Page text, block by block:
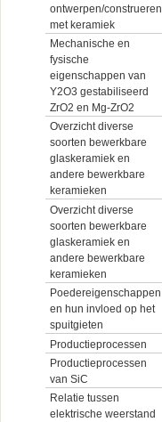
ontwerpen/construeren
met keramiek
Mechanische en
fysische
eigenschappen van
Y2O3 gestabiliseerd
ZrO2 en Mg-ZrO2
Overzicht diverse
soorten bewerkbare
glaskeramiek en
andere bewerkbare
keramieken
Overzicht diverse
soorten bewerkbare
glaskeramiek en
andere bewerkbare
keramieken
Poedereigenschappen
en hun invloed op het
spuitgieten
Productieprocessen
Productieprocessen
van SiC
Relatie tussen
elektrische weerstand